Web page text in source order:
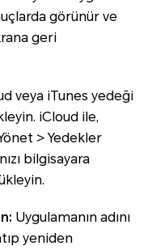
görünür ve
geri
veya iTunes yedeği
iCloud ile,
> Yedekler
bilgisayara
Uygulamanın adını
yeniden